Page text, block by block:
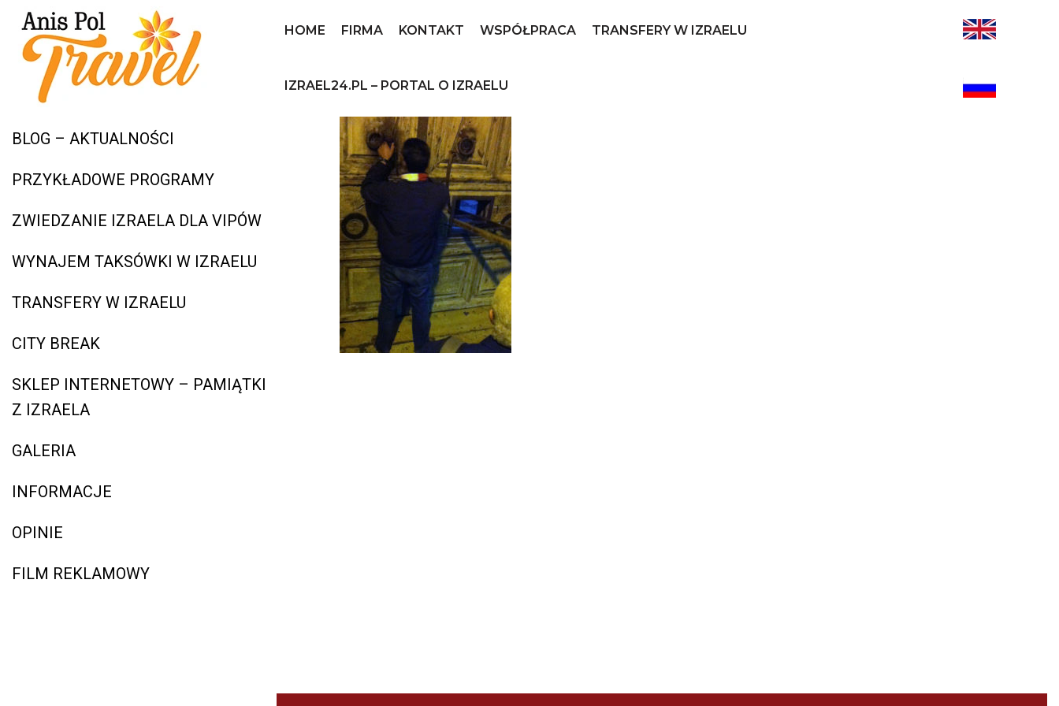
HOME FIRMA KONTAKT WSPÓŁPRACA TRANSFERY W IZRAELU
IZRAEL24.PL – PORTAL O IZRAELU
BLOG – AKTUALNOŚCI
PRZYKŁADOWE PROGRAMY
ZWIEDZANIE IZRAELA DLA VIPÓW
WYNAJEM TAKSÓWKI W IZRAELU
TRANSFERY W IZRAELU
CITY BREAK
SKLEP INTERNETOWY – PAMIĄTKI
Z IZRAELA
GALERIA
INFORMACJE
OPINIE
FILM REKLAMOWY
Bazylika_Grobu_panskiego